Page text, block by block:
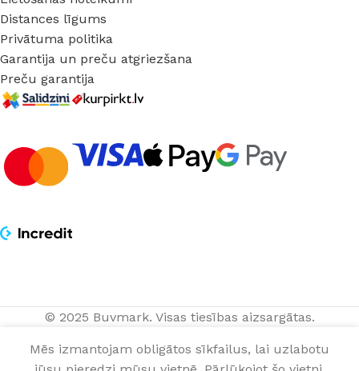
Distances līgums
Privātuma politika
Garantija un preču atgriezšana
Preču garantija
© 2025 Buvmark. Visas tiesības aizsargātas.
Mēs izmantojam obligātos sīkfailus, lai uzlabotu
Virsapmetuma
Smart-014
dimmable (72W,
gab.
NOPIRKT